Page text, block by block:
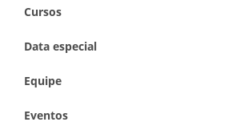
Cursos
Data especial
Equipe
Eventos